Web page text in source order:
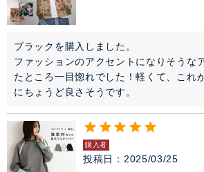
ブラックを購入しました。
ファッションのアクセントになりそうな
たところ一目惚れでした！軽くて、これ
にちょうど良さそうです。
購入者
投稿日 2025/03/25